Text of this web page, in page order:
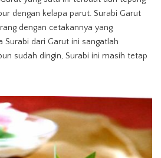
dengan kelapa parut. Surabi Garut
dengan cetakannya yang
Surabi dari Garut ini sangatlah
sudah dingin, Surabi ini masih tetap